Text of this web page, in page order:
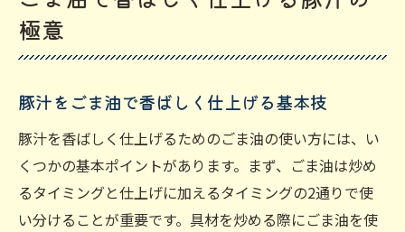
豚汁にごま油を入れる最適タイミングを解
豚汁でごま油の入れ方を間違えない方法
ごま油のタイミングで豚汁の味が決まる理
由
豚汁はごま油をいつ入れるのがベスト？
炒めるべきか後入れが良いか豚汁のごま油活用
極意
豚汁をごま油で香ばしく仕上げる基本技
豚汁を香ばしく仕上げるためのごま油の使い方には、い
くつかの基本ポイントがあります。まず、ごま油は炒め
るタイミングと仕上げに加えるタイミングの2通りで使
い分けることが重要です。具材を炒める際にごま油を使